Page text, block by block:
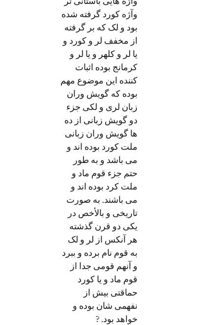
وآژه هایی باستانی تر
وآژه کورد گرفته شده
بود و لک که بر گرفته
از مخفف لر و کورد و
یا لر و کلهر و یا لر و
کرمانج بوده اثبات
کننده این موضوع مهم
بوده که گویش وران
زبان لری و لکی جزء
دو گویش زبانی از ده
ها گویش وران زبانی
ملت کورد بوده اند و
می باشد و به طور
حتم جزء قوم ماد و
ملت کرد بوده اند و
می باشند. به صورت
تاریخی و بالأخص در
یکی دو قرن گذشته
هر آنکس از لر و لک
به قوم نام برده و ببرد
و آنهم قومی جدا از
قوم ماد و یا کورد
حماقتی بیش از
نفهمی شان بوده و
خواهد بود. ?